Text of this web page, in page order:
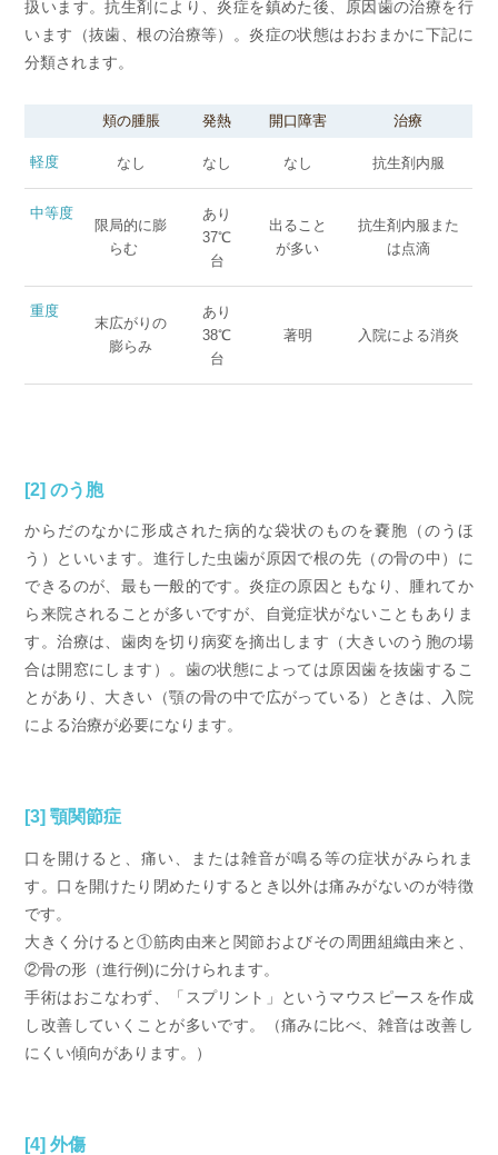
扱います。抗生剤により、炎症を鎮めた後、原因歯の治療を行
います（抜歯、根の治療等）。炎症の状態はおおまかに下記に
分類されます。
頬の腫脹 発熱 開口障害 治療
軽度 なし なし なし 抗生剤内服
中等度
限局的に膨
らむ
あり
37℃
台
出ること
が多い
抗生剤内服また
は点滴
重度
末広がりの
膨らみ
あり
38℃
台
著明 入院による消炎
[2] のう胞
からだのなかに形成された病的な袋状のものを嚢胞（のうほ
う）といいます。進行した虫歯が原因で根の先（の骨の中）に
できるのが、最も一般的です。炎症の原因ともなり、腫れてか
ら来院されることが多いですが、自覚症状がないこともありま
す。治療は、歯肉を切り病変を摘出します（大きいのう胞の場
合は開窓にします）。歯の状態によっては原因歯を抜歯するこ
とがあり、大きい（顎の骨の中で広がっている）ときは、入院
による治療が必要になります。
[3] 顎関節症
口を開けると、痛い、または雑音が鳴る等の症状がみられま
す。口を開けたり閉めたりするとき以外は痛みがないのが特徴
です。
大きく分けると①筋肉由来と関節およびその周囲組織由来と、
②骨の形（進行例)に分けられます。
手術はおこなわず、「スプリント」というマウスピースを作成
し改善していくことが多いです。（痛みに比べ、雑音は改善し
にくい傾向があります。）
[4] 外傷